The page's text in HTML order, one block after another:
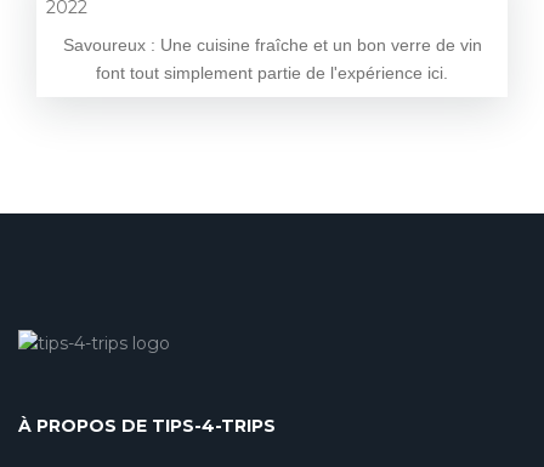
Savoureux : Une cuisine fraîche et un bon verre de vin
font tout simplement partie de l'expérience ici.
À PROPOS DE TIPS-4-TRIPS